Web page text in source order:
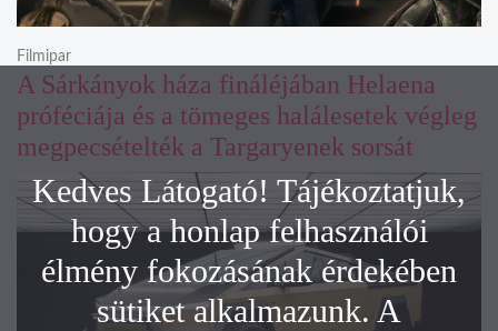
A Sárkányok háza fináléjában Helaena
próféciája és a tömeges halálesetek végleg
megpecsételték a Targaryenek sorsát
Filmipar
Kedves Látogató! Tájékoztatjuk,
hogy a honlap felhasználói
élmény fokozásának érdekében
sütiket alkalmazunk. A